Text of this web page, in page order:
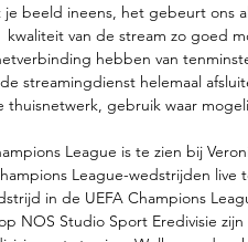
je beeld ineens, het gebeurt ons
kwaliteit van de stream zo goed
hebben van
streamingdienst helemaal
thuisnetwerk, gebruik waar
League is te zien bij
League-wedstrijden
in de UEFA Champions
NOS Studio Sport Eredivisie